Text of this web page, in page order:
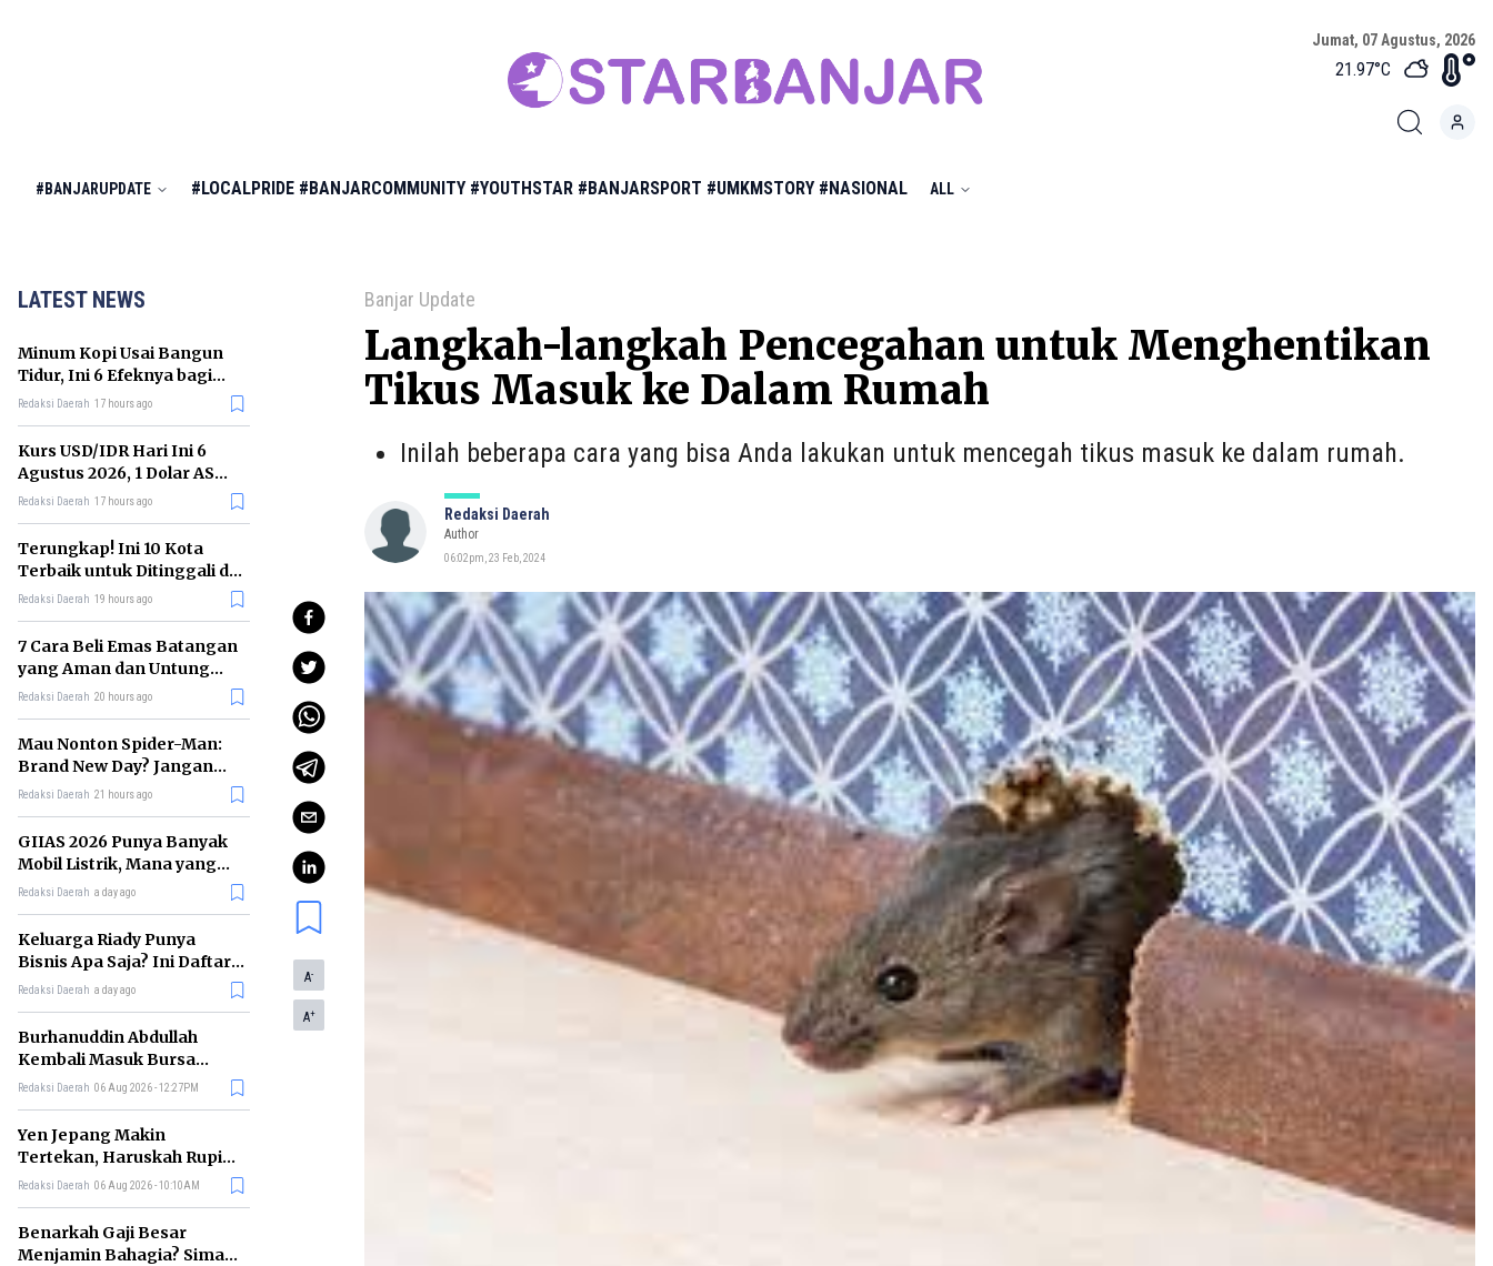
Jumat, 07 Agustus, 2026
21.97°C
#BANJARUPDATE #LOCALPRIDE #BANJARCOMMUNITY #YOUTHSTAR #BANJARSPORT #UMKMSTORY #NASIONAL ALL
LATEST NEWS
Minum Kopi Usai Bangun
Tidur, Ini 6 Efeknya bagi
Kesehatan Tubuh
Redaksi Daerah 17 hours ago
Kurs USD/IDR Hari Ini 6
Agustus 2026, 1 Dolar AS
Kini Berapa Rupiah?
Redaksi Daerah 17 hours ago
Terungkap! Ini 10 Kota
Terbaik untuk Ditinggali di
Dunia Tahun 2026
Redaksi Daerah 19 hours ago
7 Cara Beli Emas Batangan
yang Aman dan Untung
untuk Pemula
Redaksi Daerah 20 hours ago
Mau Nonton Spider-Man:
Brand New Day? Jangan
Lewatkan 6 Film Penting
Redaksi Daerah 21 hours ago
GIIAS 2026 Punya Banyak
Mobil Listrik, Mana yang
Cocok untuk Gaji Rp10 Juta?
Redaksi Daerah a day ago
Keluarga Riady Punya
Bisnis Apa Saja? Ini Daftar
Kerajaan Usahanya
Redaksi Daerah a day ago
Burhanuddin Abdullah
Kembali Masuk Bursa
Gubernur BI, Ini Rekam
Redaksi Daerah 06 Aug 2026 - 12:27PM
Yen Jepang Makin
Tertekan, Haruskah Rupiah
Ikut Khawatir?
Redaksi Daerah 06 Aug 2026 - 10:10AM
Benarkah Gaji Besar
Menjamin Bahagia? Simak
Banjar Update
Langkah-langkah Pencegahan untuk Menghentikan
Tikus Masuk ke Dalam Rumah
Inilah beberapa cara yang bisa Anda lakukan untuk mencegah tikus masuk ke dalam rumah.
Redaksi Daerah
Author
06:02pm, 23 Feb, 2024
A-
A+